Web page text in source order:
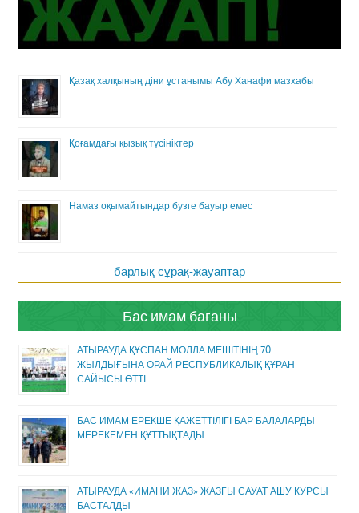
Қазақ халқының діни ұстанымы Абу Ханафи мазхабы
Қоғамдағы қызық түсініктер
Намаз оқымайтындар бузге бауыр емес
барлық сұрақ-жауаптар
Бас имам бағаны
АТЫРАУДА ҚҰСПАН МОЛЛА МЕШІТІНІҢ 70
ЖЫЛДЫҒЫНА ОРАЙ РЕСПУБЛИКАЛЫҚ ҚҰРАН
САЙЫСЫ ӨТТІ
БАС ИМАМ ЕРЕКШЕ ҚАЖЕТТІЛІГІ БАР БАЛАЛАРДЫ
МЕРЕКЕМЕН ҚҰТТЫҚТАДЫ
АТЫРАУДА «ИМАНИ ЖАЗ» ЖАЗҒЫ САУАТ АШУ КУРСЫ
БАСТАЛДЫ